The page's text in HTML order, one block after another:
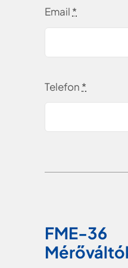
Email *
Telefon *
FME-36